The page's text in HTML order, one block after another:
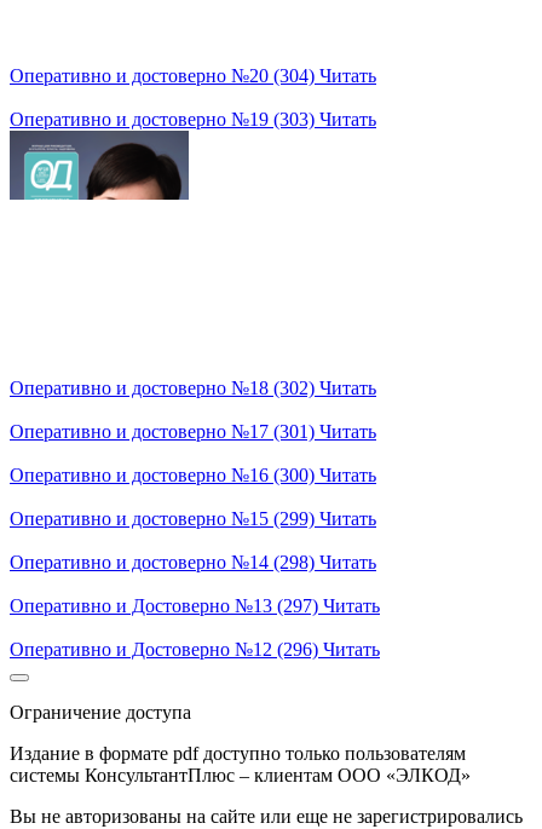
Оперативно и достоверно №20 (304) Читать
Оперативно и достоверно №19 (303) Читать
Оперативно и достоверно №18 (302) Читать
Оперативно и достоверно №17 (301) Читать
Оперативно и достоверно №16 (300) Читать
Оперативно и достоверно №15 (299) Читать
Оперативно и достоверно №14 (298) Читать
Оперативно и Достоверно №13 (297) Читать
Оперативно и Достоверно №12 (296) Читать
Ограничение доступа
Издание в формате pdf доступно только пользователям
системы КонсультантПлюс – клиентам ООО «ЭЛКОД»
Вы не авторизованы на сайте или еще не зарегистрировались